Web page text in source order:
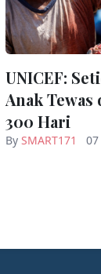
UNICEF:
Anak Tewas
300 Hari
By SMART171